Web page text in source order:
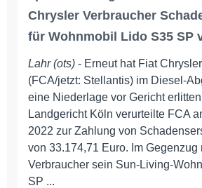
Chrysler Verbraucher
für Wohnmobil Lido S35 SP
Lahr (ots) - Erneut hat Fiat
(FCA/jetzt: Stellantis) im Diesel-
eine Niederlage vor Gericht
Landgericht Köln verurteilte FCA
2022 zur Zahlung von
von 33.174,71 Euro. Im Gegenzug
Verbraucher sein Sun-Living-
SP ...